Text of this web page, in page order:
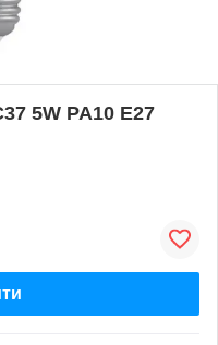
5W PA10 E27